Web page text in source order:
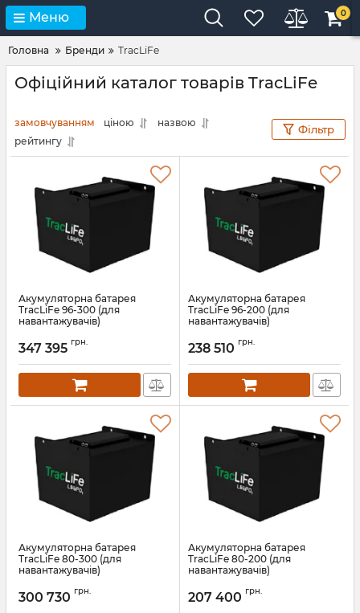
Меню 0
Головна Бренди TracLiFe
Офіційний каталог товарів TracLiFe
замовчуванням ціною
назвою
рейтингу
Фільтр
Акумуляторна батарея
TracLiFe 96-300 (для
навантажувачів)
347 395 грн.
Акумуляторна батарея
TracLiFe 96-200 (для
навантажувачів)
238 510 грн.
Акумуляторна батарея
TracLiFe 80-300 (для
навантажувачів)
300 730 грн.
Акумуляторна батарея
TracLiFe 80-200 (для
навантажувачів)
207 400 грн.